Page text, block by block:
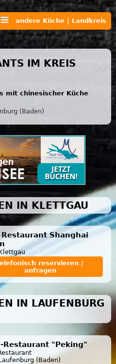
andere Küche | Landkreis
IM KREIS
mit chinesischer Küche
(Baden)
IN KLETTGAU
Shanghai
reservieren /
anfragen
IN LAUFENBURG
Restaurant "Peking"
(Baden)